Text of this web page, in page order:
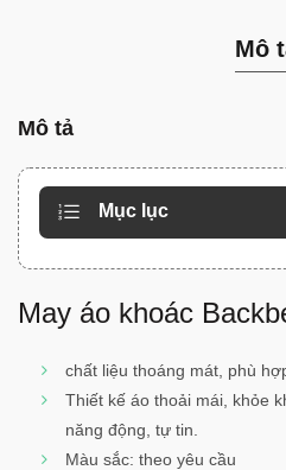
Mô
Mô tả
Mục lục
May áo khoác
chất liệu thoáng mát, phù
Thiết kế áo thoải mái, khỏe
năng động, tự tin.
Màu sắc: theo yêu cầu